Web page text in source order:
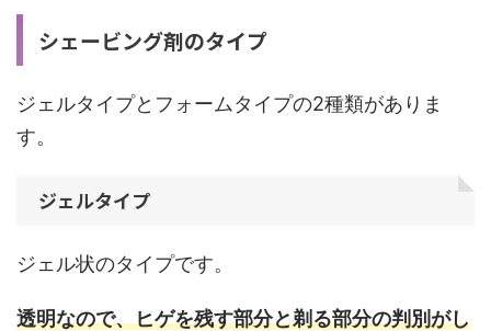
シェービング剤のタイプ
ジェルタイプとフォームタイプの2種類がありま
す。
ジェルタイプ
ジェル状のタイプです。
透明なので、ヒゲを残す部分と剃る部分の判別がし